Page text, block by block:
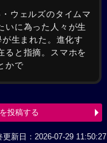
ウェルズのタイムマ
いに為った人々が生
生まれた。進化す
ると指摘。スマホを
かで
投稿する
更新日：2026-07-29 11:50:27